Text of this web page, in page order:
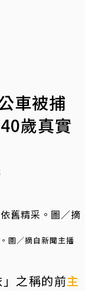
車被捕
歲真實
圖／摘自新聞主播
之稱的前主